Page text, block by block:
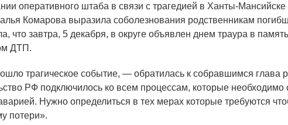
оперативного штаба в связи с трагедией в Ханты-Мансийске
Комарова выразила соболезнования родственникам
что завтра, 5 декабря, в округе объявлен днем траура в
ДТП.
трагическое событие, — обратилась к собравшимся глава
РФ подключилось ко всем процессам, которые необходимо
Нужно определиться в тех мерах которые требуются
потери».